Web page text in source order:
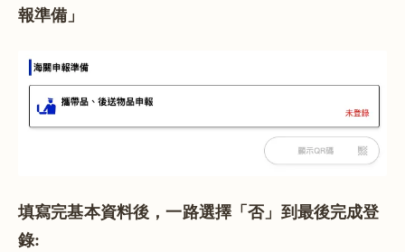
報準備」
填寫完基本資料後，一路選擇「否」到最後完成登
錄: